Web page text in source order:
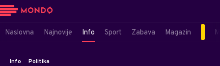
Naslovna Najnovije Info Sport Zabava Magazin
Info Politika